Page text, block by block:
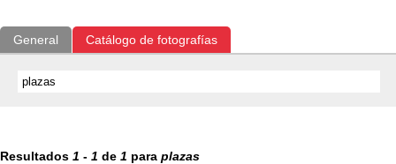
General Catálogo de fotografías
Resultados 1 - 1 de 1 para plazas